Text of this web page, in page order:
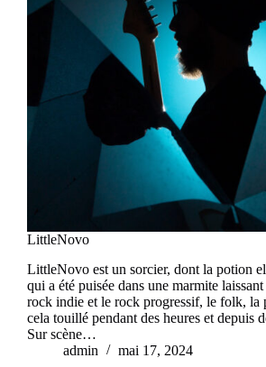
LittleNovo
LittleNovo est un sorcier, dont la potion
qui a été puisée dans une marmite
rock indie et le rock progressif, le folk, la
cela touillé pendant des heures et depuis
Sur scène…
admin
mai 17, 2024